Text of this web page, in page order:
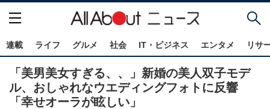
連載 ライフ グルメ 社会 IT・ビジネス エンタメ リサ
「美男美女すぎる、、」新婚の美人双子モデ
ル、おしゃれなウエディングフォトに反響
「幸せオーラが眩しい」